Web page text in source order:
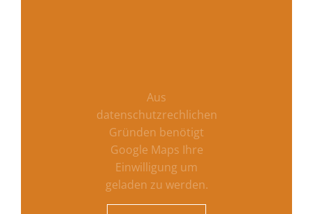
Aus
datenschutzrechlichen
Gründen benötigt
Google Maps Ihre
Einwilligung um
geladen zu werden.